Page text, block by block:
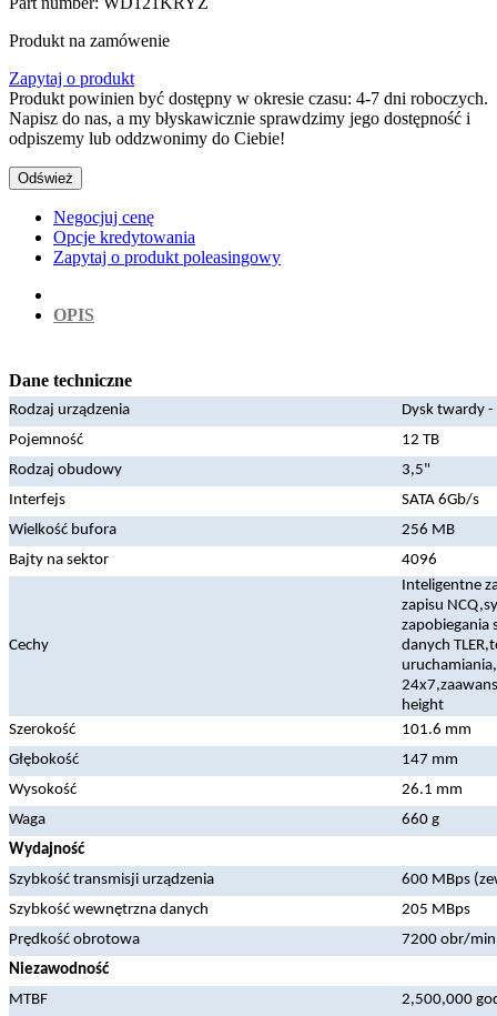
Produkt na zamówenie
Zapytaj o produkt
Produkt powinien być dostępny w okresie czasu: 4-7 dni roboczych.
Napisz do nas, a my błyskawicznie sprawdzimy jego dostępność i
odpiszemy lub oddzwonimy do Ciebie!
Negocjuj cenę
Opcje kredytowania
Zapytaj o produkt poleasingowy
OPIS
Dane techniczne
Rodzaj urządzenia
Dysk twardy
Pojemność
12 TB
Rodzaj obudowy
3,5"
Interfejs
SATA 6Gb/s
Wielkość bufora
256 MB
Bajty na sektor
4096
Cechy
Inteligentne
zapisu
zapobiegania
danych
height
Szerokość
101.6 mm
Głębokość
147 mm
Wysokość
26.1 mm
Waga
660 g
Wydajność
Szybkość transmisji urządzenia
600 MBps
Szybkość wewnętrzna danych
205 MBps
Prędkość obrotowa
7200 obr/min
Niezawodność
MTBF
2,500,000